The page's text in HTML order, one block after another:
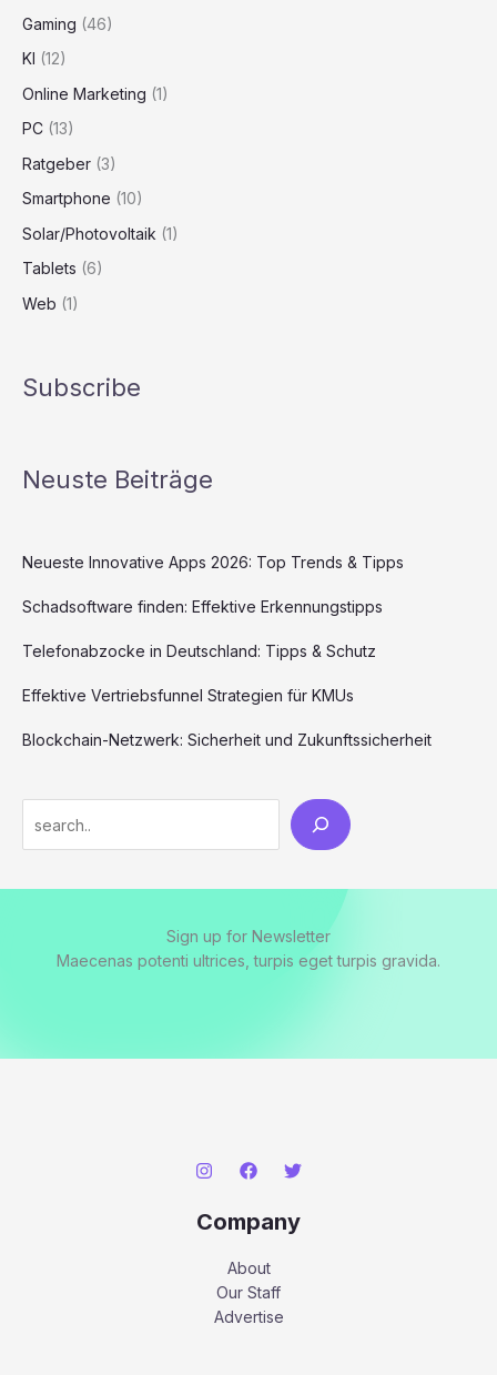
Gaming (46)
KI (12)
Online Marketing (1)
PC (13)
Ratgeber (3)
Smartphone (10)
Solar/Photovoltaik (1)
Tablets (6)
Web (1)
Subscribe
Neuste Beiträge
Neueste Innovative Apps 2026: Top Trends & Tipps
Schadsoftware finden: Effektive Erkennungstipps
Telefonabzocke in Deutschland: Tipps & Schutz
Effektive Vertriebsfunnel Strategien für KMUs
Blockchain-Netzwerk: Sicherheit und Zukunftssicherheit
Sign up for Newsletter
Maecenas potenti ultrices, turpis eget turpis gravida.
Company
About
Our Staff
Advertise